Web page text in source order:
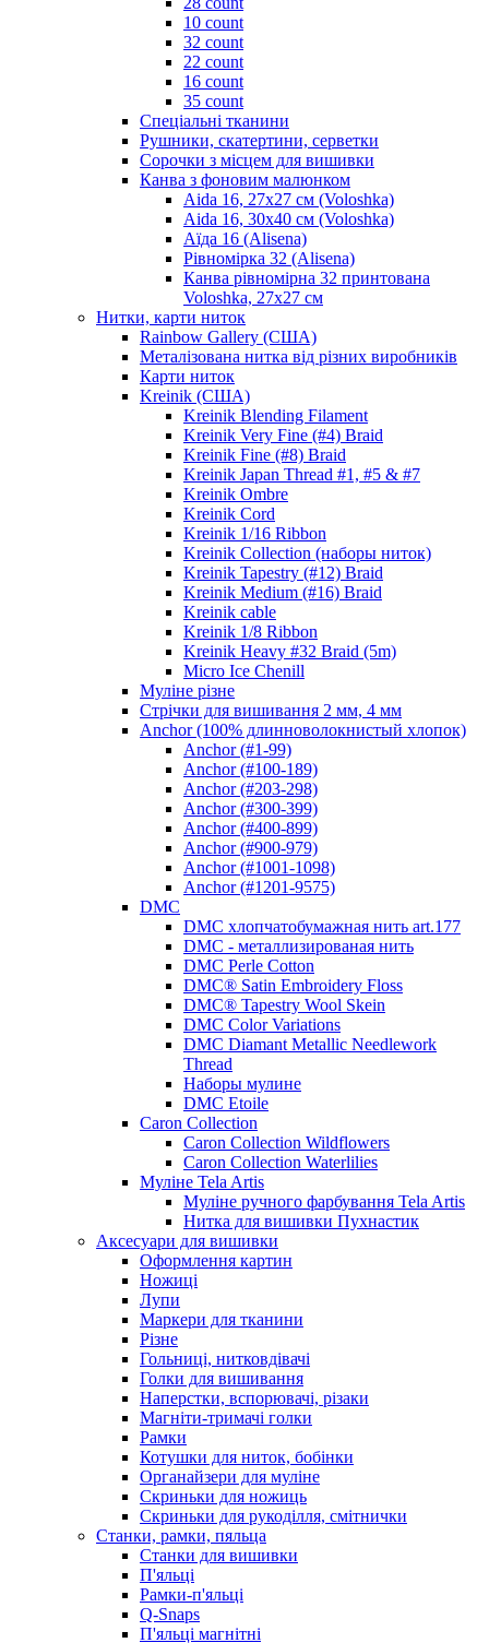
10 count
32 count
22 count
16 count
35 count
Спеціальні тканини
Рушники, скатертини, серветки
Сорочки з місцем для вишивки
Канва з фоновим малюнком
Aida 16, 27х27 см (Voloshka)
Aida 16, 30х40 см (Voloshka)
Аїда 16 (Alisena)
Рівномірка 32 (Alisena)
Канва рівномірна 32 принтована
Voloshka, 27х27 см
Нитки, карти ниток
Rainbow Gallery (США)
Металізована нитка від різних виробників
Карти ниток
Kreinik (США)
Kreinik Blending Filament
Kreinik Very Fine (#4) Braid
Kreinik Fine (#8) Braid
Kreinik Japan Thread #1, #5 & #7
Kreinik Ombre
Kreinik Cord
Kreinik 1/16 Ribbon
Kreinik Collection (наборы ниток)
Kreinik Tapestry (#12) Braid
Kreinik Medium (#16) Braid
Kreinik cable
Kreinik 1/8 Ribbon
Kreinik Heavy #32 Braid (5m)
Micro Ice Chenill
Муліне різне
Стрічки для вишивання 2 мм, 4 мм
Anchor (100% длинноволокнистый хлопок)
Anchor (#1-99)
Anchor (#100-189)
Anchor (#203-298)
Anchor (#300-399)
Anchor (#400-899)
Anchor (#900-979)
Anchor (#1001-1098)
Anchor (#1201-9575)
DMC
DMC хлопчатобумажная нить art.177
DMC - металлизированая нить
DMC Perle Cotton
DMC® Satin Embroidery Floss
DMC® Tapestry Wool Skein
DMC Color Variations
DMC Diamant Metallic Needlework
Thread
Наборы мулине
DMC Etoile
Caron Collection
Caron Collection Wildflowers
Caron Collection Waterlilies
Муліне Tela Artis
Муліне ручного фарбування Tela Artis
Нитка для вишивки Пухнастик
Аксесуари для вишивки
Оформлення картин
Ножиці
Лупи
Маркери для тканини
Різне
Гольниці, нитковдівачі
Голки для вишивання
Наперстки, вспорювачі, різаки
Магніти-тримачі голки
Рамки
Котушки для ниток, бобінки
Органайзери для муліне
Скриньки для ножиць
Скриньки для рукоділля, смітнички
Станки, рамки, пяльца
Станки для вишивки
П'яльці
Рамки-п'яльці
Q-Snaps
П'яльці магнітні